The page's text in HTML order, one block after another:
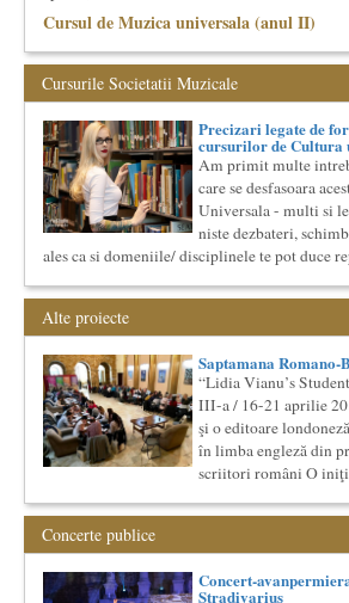
Cursul de Muzica universala (anul II)
muzicala, cu durata de doi ani, in parteneriat
N...
Societatea Muzicala organizeaza un curs de
lingvistica. Este un curs intensiv si
academ...
Societatea Culturala
Platforma online de marketing cultural
Descrierea produsului principal (platforma
Obiectivul proiectului este de a construi un
market...
Masterclass vocal cu Lucas Meachem,
Lucas Meachem, marele bariton american,
pentru a lua parte la editia a III-a a
Metropolita...
Cursul de Arta universala: Marile
Societatea Muzicala organizeaza un curs de
"Marile capodopere ale umanitatii". Este un
con...
Cursul de Literatura universala: Marile
umanitatii
Societatea Muzicala organizeaza un curs de
universala: „Marile texte si marile batalii
cu...
Cursurile Societatii Muzicale
Precizari legate de
cursurilor de Cultura
Am primit multe
care se desfasoara
Universala - multi si
niste dezbateri,
ales ca si domeniile/ disciplinele te pot duce
Alte proiecte
Saptamana
“Lidia Vianu’s
III-a / 16-21 aprilie
şi o editoare
în limba engleză din
scriitori români O
Concerte publice
Concert-
Stradivarius